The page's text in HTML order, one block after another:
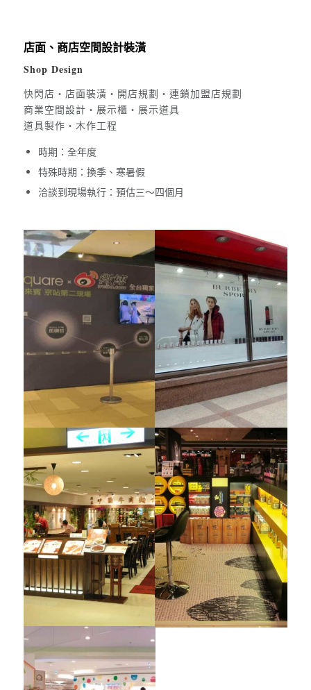
店面、商店空間設計裝潢
Shop Design
快閃店・店面裝潢・開店規劃・連鎖加盟店規劃
商業空間設計・展示櫃・展示道具
道具製作・木作工程
時期：全年度
特殊時期：換季、寒暑假
洽談到現場執行：預估三～四個月